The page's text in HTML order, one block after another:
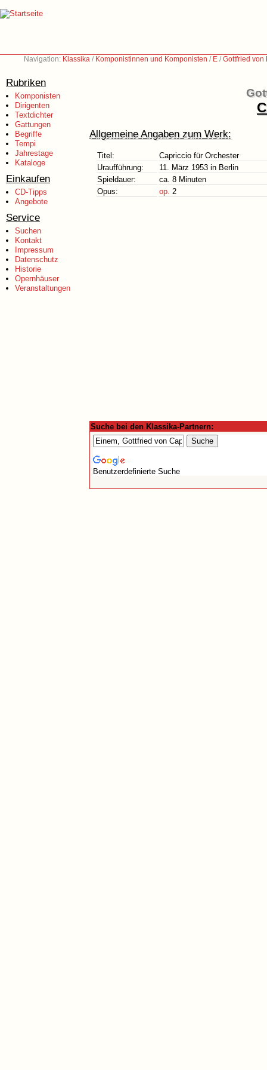
Navigation: Klassika / Komponistinnen und Komponisten / E /Gottfried von
Rubriken
Komponisten
Dirigenten
Textdichter
Gattungen
Begriffe
Tempi
Jahrestage
Kataloge
Einkaufen
CD-Tipps
Angebote
Service
Suchen
Kontakt
Impressum
Datenschutz
Historie
Opernhäuser
Veranstaltungen
Allgemeine Angaben zum Werk:
Titel:
Capriccio für Orchester
Uraufführung:
11. März 1953 in Berlin
Spieldauer:
ca. 8 Minuten
Opus:
op. 2
Suche bei den Klassika-Partnern:
Benutzerdefinierte Suche